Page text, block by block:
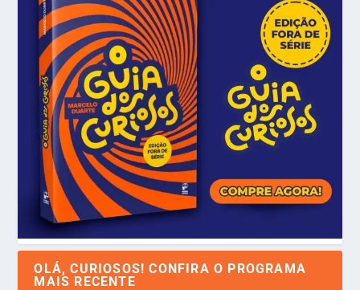
OLÁ, CURIOSOS! CONFIRA O PROGRAMA
MAIS RECENTE